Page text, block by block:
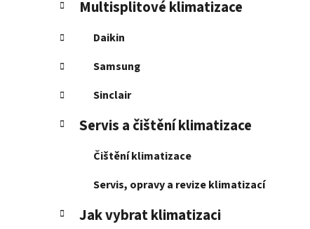
Multisplitové klimatizace
Daikin
Samsung
Sinclair
Servis a čištění klimatizace
Čištění klimatizace
Servis, opravy a revize klimatizací
Jak vybrat klimatizaci